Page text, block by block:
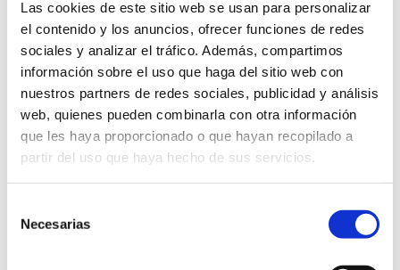
Las cookies de este sitio web se usan para personalizar
el contenido y los anuncios, ofrecer funciones de redes
sociales y analizar el tráfico. Además, compartimos
información sobre el uso que haga del sitio web con
nuestros partners de redes sociales, publicidad y análisis
web, quienes pueden combinarla con otra información
que les haya proporcionado o que hayan recopilado a
partir del uso que haya hecho de sus servicios.
Necesarias